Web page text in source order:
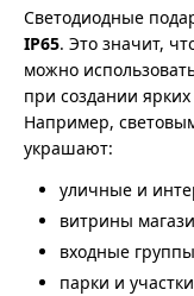
Светодиодные
IP65. Это значит,
можно
при создании
Например,
украшают:
уличные и
витрины
входные
парки и